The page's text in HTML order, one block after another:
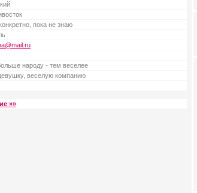
пока не знаю
народу - тем веселее
веселую компанию
»»